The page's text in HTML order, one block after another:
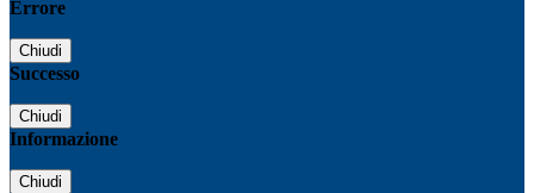
Errore
Chiudi
Successo
Chiudi
Informazione
Chiudi